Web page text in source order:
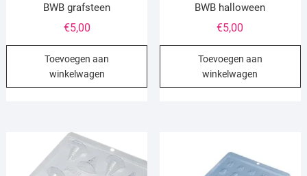
BWB grafsteen
€5,00
Toevoegen aan
winkelwagen
BWB halloween
€5,00
Toevoegen aan
winkelwagen